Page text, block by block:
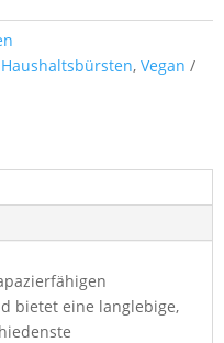
Haushaltsbürsten, Vegan
bietet eine langlebige,